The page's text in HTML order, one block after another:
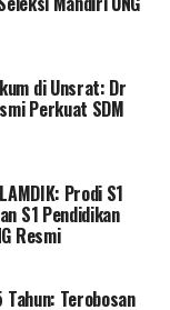
dan
MIPA UNG
Dunia
Buah
di Unsrat: Dr
Perkuat SDM
Prodi S1
S1 Pendidikan
Resmi
Tahun: Terobosan